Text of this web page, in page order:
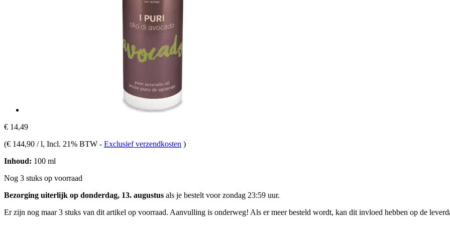
€ 14,49
(€ 144,90 / l, Incl. 21% BTW - Exclusief verzendkosten )
Inhoud: 100 ml
Nog 3 stuks op voorraad
Bezorging uiterlijk op donderdag, 13. augustus als je bestelt voorzondag 23:59 uur.
Er zijn nog maar 3 stuks van dit artikel op voorraad. Aanvulling is onderweg! Als er meer besteld wordt, kan dit invloed hebben op de